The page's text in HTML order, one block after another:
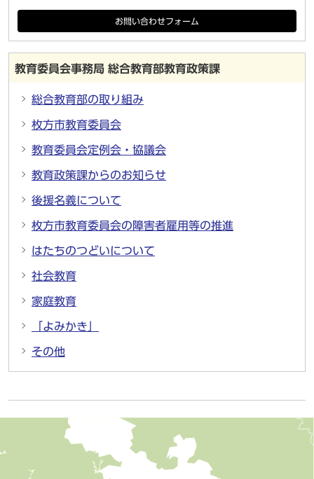
お問い合わせフォーム
教育委員会事務局 総合教育部教育政策課
総合教育部の取り組み
枚方市教育委員会
教育委員会定例会・協議会
教育政策課からのお知らせ
後援名義について
枚方市教育委員会の障害者雇用等の推進
はたちのつどいについて
社会教育
家庭教育
「よみかき」
その他